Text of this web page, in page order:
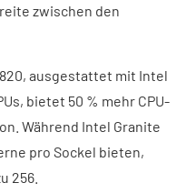
zwischen den
ausgestattet mit Intel
bietet 50 % mehr CPU-
Während Intel Granite
pro Sockel bieten,
256.